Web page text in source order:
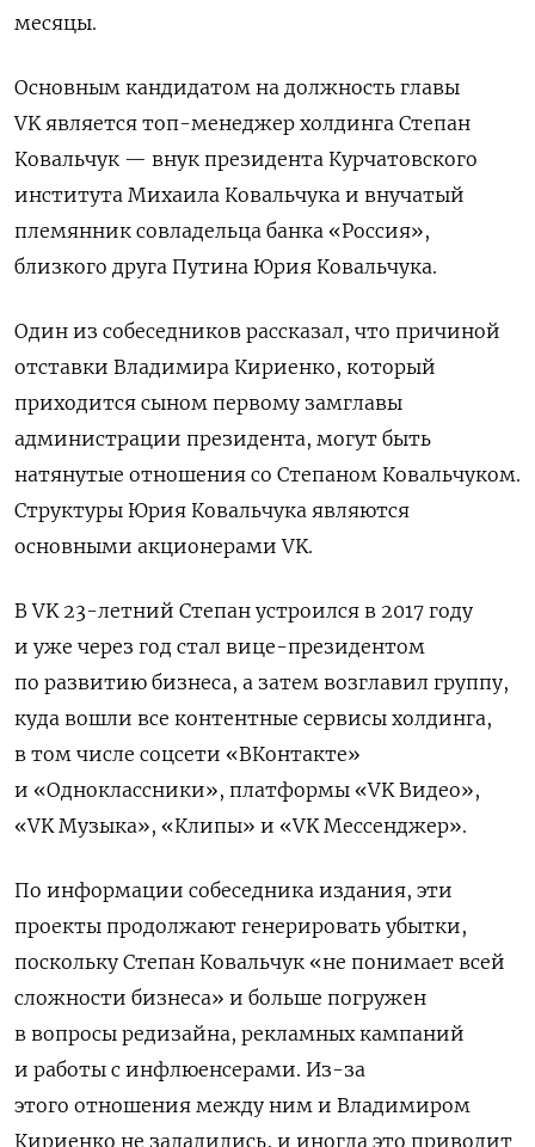
месяцы.
Основным кандидатом на должность главы
VK является топ-менеджер холдинга Степан
Ковальчук — внук президента Курчатовского
института Михаила Ковальчука и внучатый
племянник совладельца банка «Россия»,
близкого друга Путина Юрия Ковальчука.
Один из собеседников рассказал, что причиной
отставки Владимира Кириенко, который
приходится сыном первому замглавы
администрации президента, могут быть
натянутые отношения со Степаном Ковальчуком.
Структуры Юрия Ковальчука являются
основными акционерами VK.
В VK 23-летний Степан устроился в 2017 году
и уже через год стал вице-президентом
по развитию бизнеса, а затем возглавил группу,
куда вошли все контентные сервисы холдинга,
в том числе соцсети «ВКонтакте»
и «Одноклассники», платформы «VK Видео»,
«VK Музыка», «Клипы» и «VK Мессенджер».
По информации собеседника издания, эти
проекты продолжают генерировать убытки,
поскольку Степан Ковальчук «не понимает всей
сложности бизнеса» и больше погружен
в вопросы редизайна, рекламных кампаний
и работы с инфлюенсерами. Из-за
этого отношения между ним и Владимиром
Кириенко не заладились, и иногда это приводит